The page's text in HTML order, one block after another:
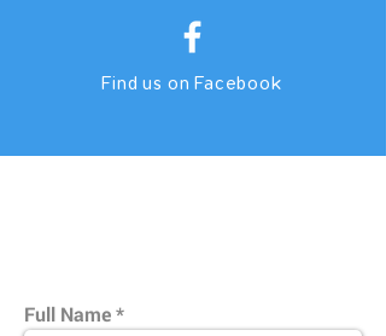
Find us on Facebook
Full Name